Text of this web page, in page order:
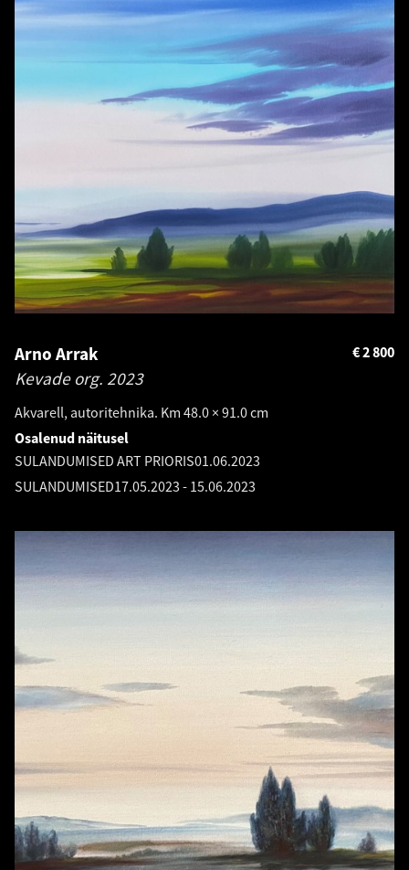
Arno Arrak
Kevade org. 2023
Akvarell, autoritehnika. Km 48.0 × 91.0 cm
2 800
€
Osalenud näitusel
SULANDUMISED ART PRIORIS01.06.2023
SULANDUMISED17.05.2023 - 15.06.2023